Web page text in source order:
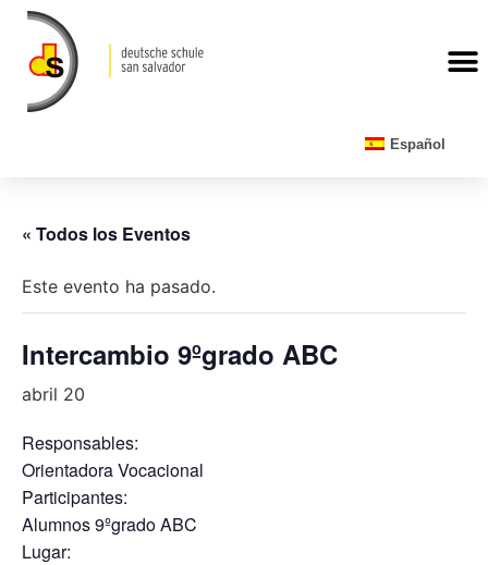
Español
« Todos los Eventos
Este evento ha pasado.
Intercambio 9ºgrado ABC
abril 20
Responsables:
Orientadora Vocacional
Participantes:
Alumnos 9ºgrado ABC
Lugar: